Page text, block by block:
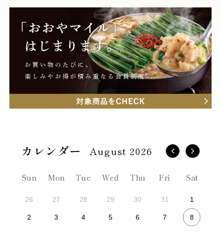
August 2026
Sun Mon Tue Wed Thu Fri Sat
26 27 28 29 30 31 1
2 3 4 5 6 7 8